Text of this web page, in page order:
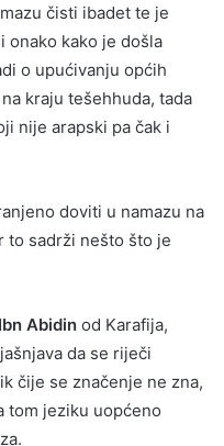
čisti ibadet te je
onako kako je došla
o upućivanju općih
kraju tešehhuda, tada
nije arapski pa čak i
doviti u namazu na
to sadrži nešto što je
Abidin od Karafija,
da se riječi
čije se značenje ne zna,
tom jeziku uopćeno